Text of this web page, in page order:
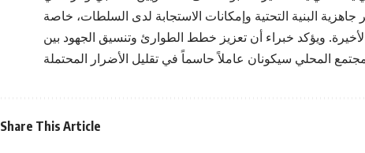
البنية التحتية وإمكانات الاستجابة لدى السلطات، خاصة
ويؤكد خبراء أن تعزيز خطط الطوارئ وتنسيق الجهود بين
Share This Article